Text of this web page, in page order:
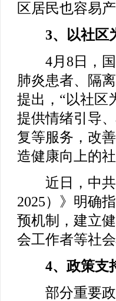
区居民也容易
3、以社区
4月8日，国
肺炎患者、隔
提出，“以社区
提供情绪引导
复等服务，改
造健康向上的
近日，中共
2025）》明确
预机制，建立
会工作者等社
4、政策支
部分重要政